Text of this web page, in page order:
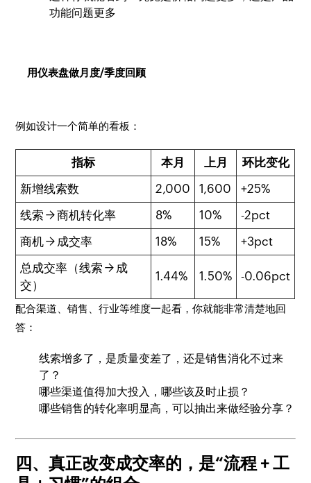
功能问题更多
用仪表盘做月度/季度回顾
例如设计一个简单的看板：
指标 本月 上月
环比变化
新增线索数
2,000 1,600
+25%
线索 → 商机转化率
8% 10%
-2pct
商机 → 成交率
18% 15%
+3pct
总成交率（线索 → 成
交）
1.44% 1.50% -0.06pct
配合渠道、销售、行业等维度一起看，你就能非常清楚地回
答：
线索增多了，是质量变差了，还是销售消化不过来
了？
哪些渠道值得加大投入，哪些该及时止损？
哪些销售的转化率明显高，可以抽出来做经验分享？
四、真正改变成交率的，是“流程 + 工